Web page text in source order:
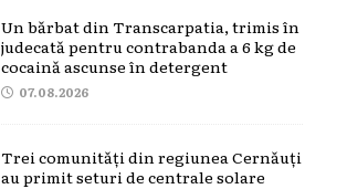
Un bărbat din Transcarpatia, trimis în
judecată pentru contrabanda a 6 kg de
cocaină ascunse în detergent
07.08.2026
Trei comunități din regiunea Cernăuți
au primit seturi de centrale solare